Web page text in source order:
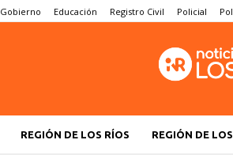
Gobierno Educación Registro Civil Policial
REGIÓN DE LOS RÍOS REGIÓN DE